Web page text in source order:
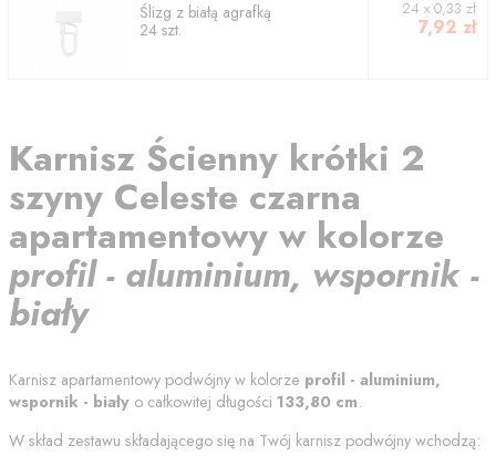
Ślizg z białą agrafką
24 szt.
24 x 0,33 zł
7,92 zł
Karnisz Ścienny krótki 2
szyny Celeste czarna
apartamentowy w kolorze
profil - aluminium, wspornik -
biały
Karnisz apartamentowy podwójny w kolorze profil - aluminium,
wspornik - biały o całkowitej długości 133,80 cm.
W skład zestawu składającego się na Twój karnisz podwójny wchodzą: